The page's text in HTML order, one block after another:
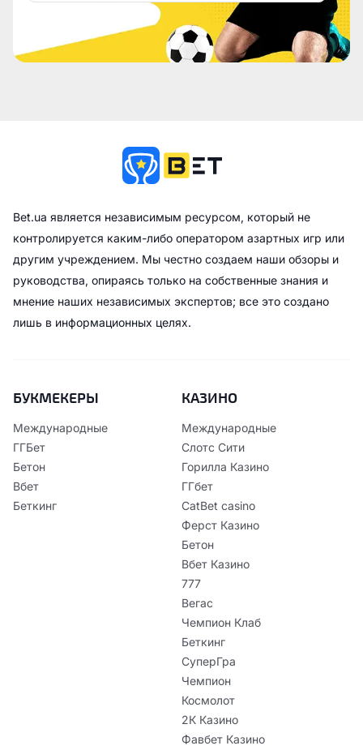
Bet.ua является независимым ресурсом, который не
контролируется каким-либо оператором азартных игр или
другим учреждением. Мы честно создаем наши обзоры и
руководства, опираясь только на собственные знания и
мнение наших независимых экспертов; все это создано
лишь в информационных целях.
БУКМЕКЕРЫ
Международные
ГГБет
Бетон
Вбет
Беткинг
КАЗИНО
Международные
Слотс Сити
Горилла Казино
ГГбет
CatBet casino
Ферст Казино
Бетон
Вбет Казино
777
Вегас
Чемпион Клаб
Беткинг
СуперГра
Чемпион
Космолот
2К Казино
Фавбет Казино